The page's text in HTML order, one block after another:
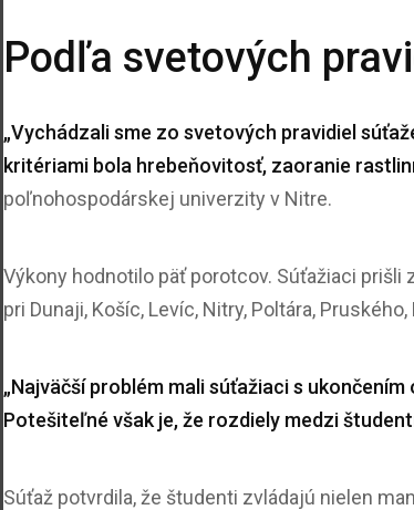
Podľa svetových
„Vychádzali sme zo svetových pravidiel
kritériami bola hrebeňovitosť, zaoranie
poľnohospodárskej univerzity v Nitre.
Výkony hodnotilo päť porotcov. Súťažiaci
pri Dunaji, Košíc, Levíc, Nitry, Poltára,
„Najväčší problém mali súťažiaci s
Potešiteľné však je, že rozdiely medzi
Súťaž potvrdila, že študenti zvládajú nielen